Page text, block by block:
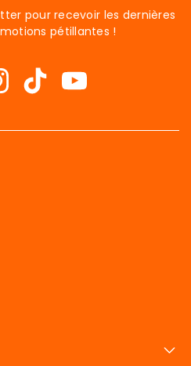
pour recevoir les dernières
pétillantes !